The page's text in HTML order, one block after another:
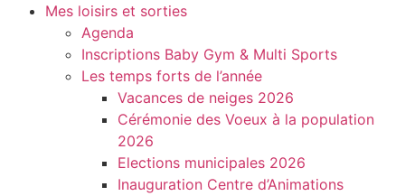
Mes loisirs et sorties
Agenda
Inscriptions Baby Gym & Multi Sports
Les temps forts de l’année
Vacances de neiges 2026
Cérémonie des Voeux à la population
2026
Elections municipales 2026
Inauguration Centre d’Animations